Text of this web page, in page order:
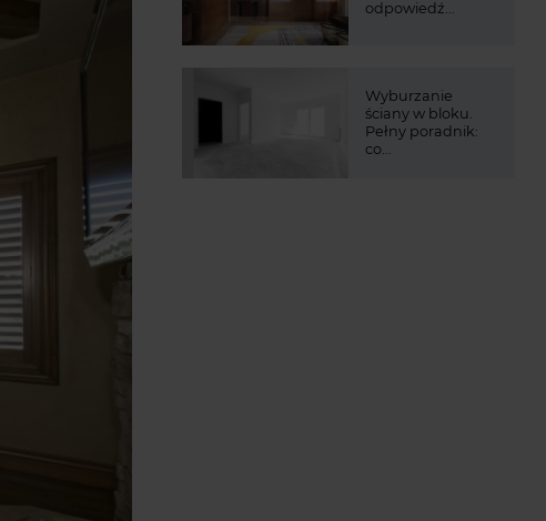
odpowiedź...
Wyburzanie
ściany w bloku.
Pełny poradnik:
co...